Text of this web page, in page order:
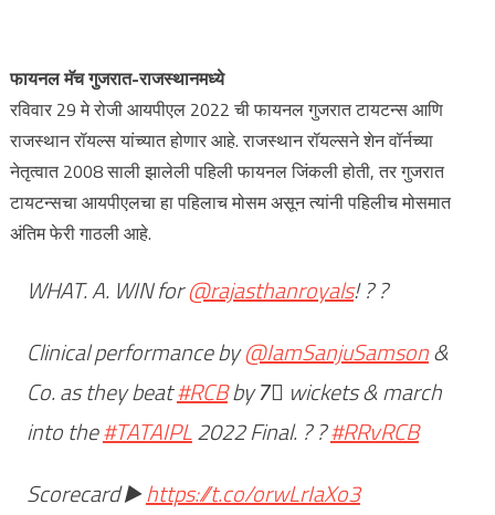
फायनल मॅच गुजरात-राजस्थानमध्ये
रविवार 29 मे रोजी आयपीएल 2022 ची फायनल गुजरात टायटन्स आणि
राजस्थान रॉयल्स यांच्यात होणार आहे. राजस्थान रॉयल्सने शेन वॉर्नच्या
नेतृत्वात 2008 साली झालेली पहिली फायनल जिंकली होती, तर गुजरात
टायटन्सचा आयपीएलचा हा पहिलाच मोसम असून त्यांनी पहिलीच मोसमात
अंतिम फेरी गाठली आहे.
WHAT. A. WIN for@rajasthanroyals! ? ?
Clinical performance by@IamSanjuSamson&
Co. as they beat#RCBby 7⃣ wickets & march
into the#TATAIPL2022 Final. ? ?#RRvRCB
Scorecard ▶️https://t.co/orwLrIaXo3